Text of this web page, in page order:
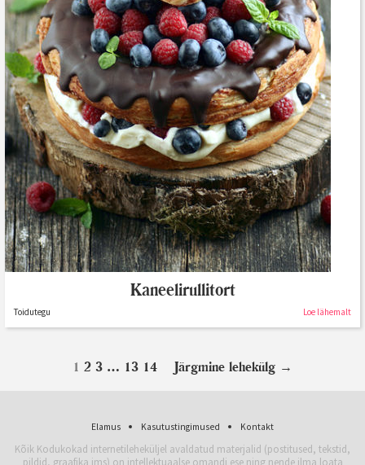
Kaneelirullitort
Toidutegu Loe lähemalt
1 2 3 … 13 14 Järgmine lehekülg →
Elamus Kasutustingimused Kontakt
Kõik Kodukokad internetileheküljel avaldatud materjalid (postitused, tekstid,
pildid, graafika jms) on intellektuaalse omandi ese ning nende ilma loata